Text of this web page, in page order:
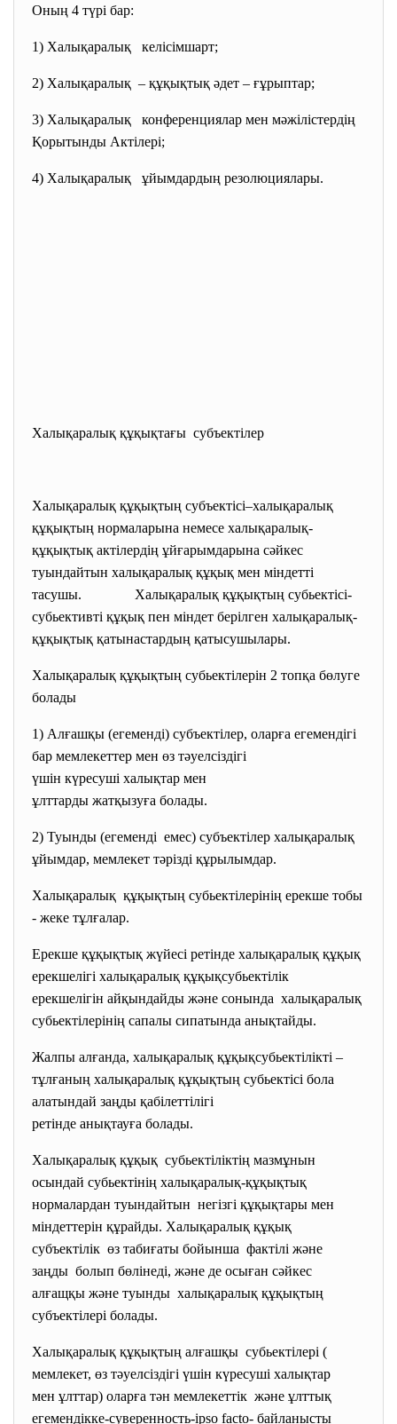
Оның 4 түрі бар:
1) Халықаралық келісімшарт;
2) Халықаралық – құқықтық әдет – ғұрыптар;
3) Халықаралық конференциялар мен мәжілістердің
Қорытынды Актілері;
4) Халықаралық ұйымдардың резолюциялары.
Халықаралық құқықтағы субъектілер
Халықаралық құқықтың субъектісі–халықаралық
құқықтың нормаларына немесе халықаралық-
құқықтық актілердің ұйғарымдарына сәйкес
туындайтын халықаралық құқық мен міндетті
тасушы. Халықаралық құқықтың субьектісі-
субьективті құқық пен міндет берілген халықаралық-
құқықтық қатынастардың қатысушылары.
Халықаралық құқықтың субьектілерін 2 топқа бөлуге
болады
1) Алғашқы (егеменді) субъектілер, оларға егемендігі
бар мемлекеттер мен өз тәуелсіздігі
үшін күресуші халықтар мен
ұлттарды жатқызуға болады.
2) Туынды (егеменді емес) субъектілер халықаралық
ұйымдар, мемлекет тәрізді құрылымдар.
Халықаралық құқықтың субьектілерінің ерекше тобы
- жеке тұлғалар.
Ерекше құқықтық жүйесі ретінде халықаралық құқық
ерекшелігі халықаралық құқықсубьектілік
ерекшелігін айқындайды және сонында халықаралық
субьектілерінің сапалы сипатында анықтайды.
Жалпы алғанда, халықаралық құқықсубьектілікті –
тұлғаның халықаралық құқықтың субьектісі бола
алатындай заңды қабілеттілігі
ретінде анықтауға болады.
Халықаралық құқық субьектіліктің мазмұнын
осындай субьектінің халықаралық-құқықтық
нормалардан туындайтын негізгі құқықтары мен
міндеттерін құрайды. Халықаралық құқық
субъектілік өз табиғаты бойынша фактілі және
заңды болып бөлінеді, және де осыған сәйкес
алғащқы және туынды халықаралық құқықтың
субъектілері болады.
Халықаралық құқықтың алғашқы субьектілері (
мемлекет, өз тәуелсіздігі үшін күресуші халықтар
мен ұлттар) оларға тән мемлекеттік және ұлттық
егемендікке-суверенность-ipso facto- байланысты